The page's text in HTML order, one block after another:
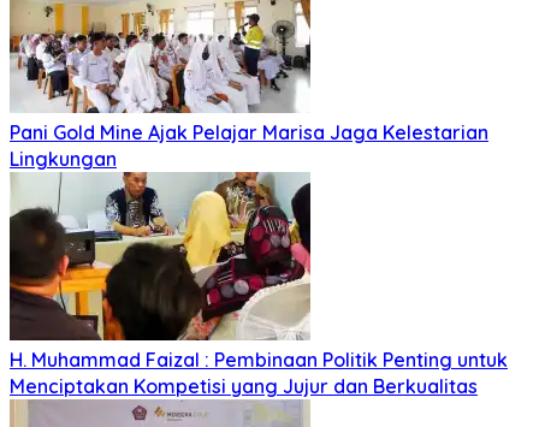
Pani Gold Mine Ajak Pelajar Marisa Jaga Kelestarian
Lingkungan
H. Muhammad Faizal : Pembinaan Politik Penting untuk
Menciptakan Kompetisi yang Jujur dan Berkualitas